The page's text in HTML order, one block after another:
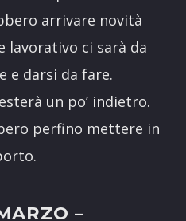
arrivare novità
lavorativo ci sarà da
e darsi da fare.
un po’ indietro.
perfino mettere in
–